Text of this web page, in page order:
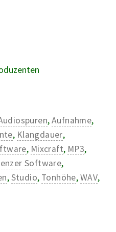
,Aufnahme,
, Klangdauer,
, Mixcraft, MP3,
Software,
,Studio, Tonhöhe,WAV,